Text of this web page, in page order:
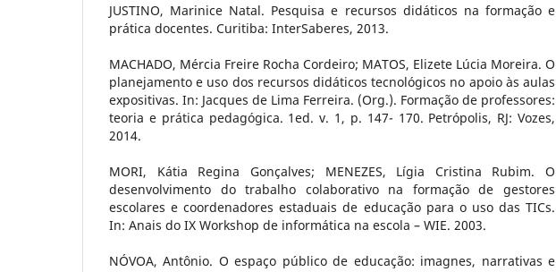
JUSTINO, Marinice Natal. Pesquisa e recursos didáticos na formação e
prática docentes. Curitiba: InterSaberes, 2013.
MACHADO, Mércia Freire Rocha Cordeiro; MATOS, Elizete Lúcia Moreira. O
planejamento e uso dos recursos didáticos tecnológicos no apoio às aulas
expositivas. In: Jacques de Lima Ferreira. (Org.). Formação de professores:
teoria e prática pedagógica. 1ed. v. 1, p. 147- 170. Petrópolis, RJ: Vozes,
2014.
MORI, Kátia Regina Gonçalves; MENEZES, Lígia Cristina Rubim. O
desenvolvimento do trabalho colaborativo na formação de gestores
escolares e coordenadores estaduais de educação para o uso das TICs.
In: Anais do IX Workshop de informática na escola – WIE. 2003.
NÓVOA, Antônio. O espaço público de educação: imagnes, narrativas e